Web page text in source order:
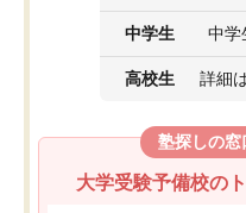
中学生 中学
高校生 詳細
塾探しの窓
大学受験予備校の